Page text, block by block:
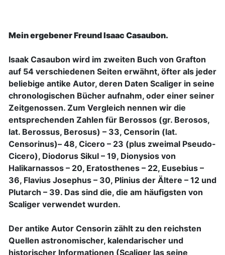
Mein ergebener Freund Isaac Casaubon.
Isaak Casaubon wird im zweiten Buch von Grafton
auf 54 verschiedenen Seiten erwähnt, öfter als jeder
beliebige antike Autor, deren Daten Scaliger in seine
chronologischen Bücher aufnahm, oder einer seiner
Zeitgenossen. Zum Vergleich nennen wir die
entsprechenden Zahlen für Berossos (gr. Berosos,
lat. Berossus, Berosus) – 33, Censorin (lat.
Censorinus)– 48, Cicero – 23 (plus zweimal Pseudo-
Cicero), Diodorus Sikul – 19, Dionysios von
Halikarnassos – 20, Eratosthenes – 22, Eusebius –
36, Flavius Josephus – 30, Plinius der Ältere – 12 und
Plutarch – 39. Das sind die, die am häufigsten von
Scaliger verwendet wurden.
Der antike Autor Censorin zählt zu den reichsten
Quellen astronomischer, kalendarischer und
historischer Informationen (Scaliger las seine